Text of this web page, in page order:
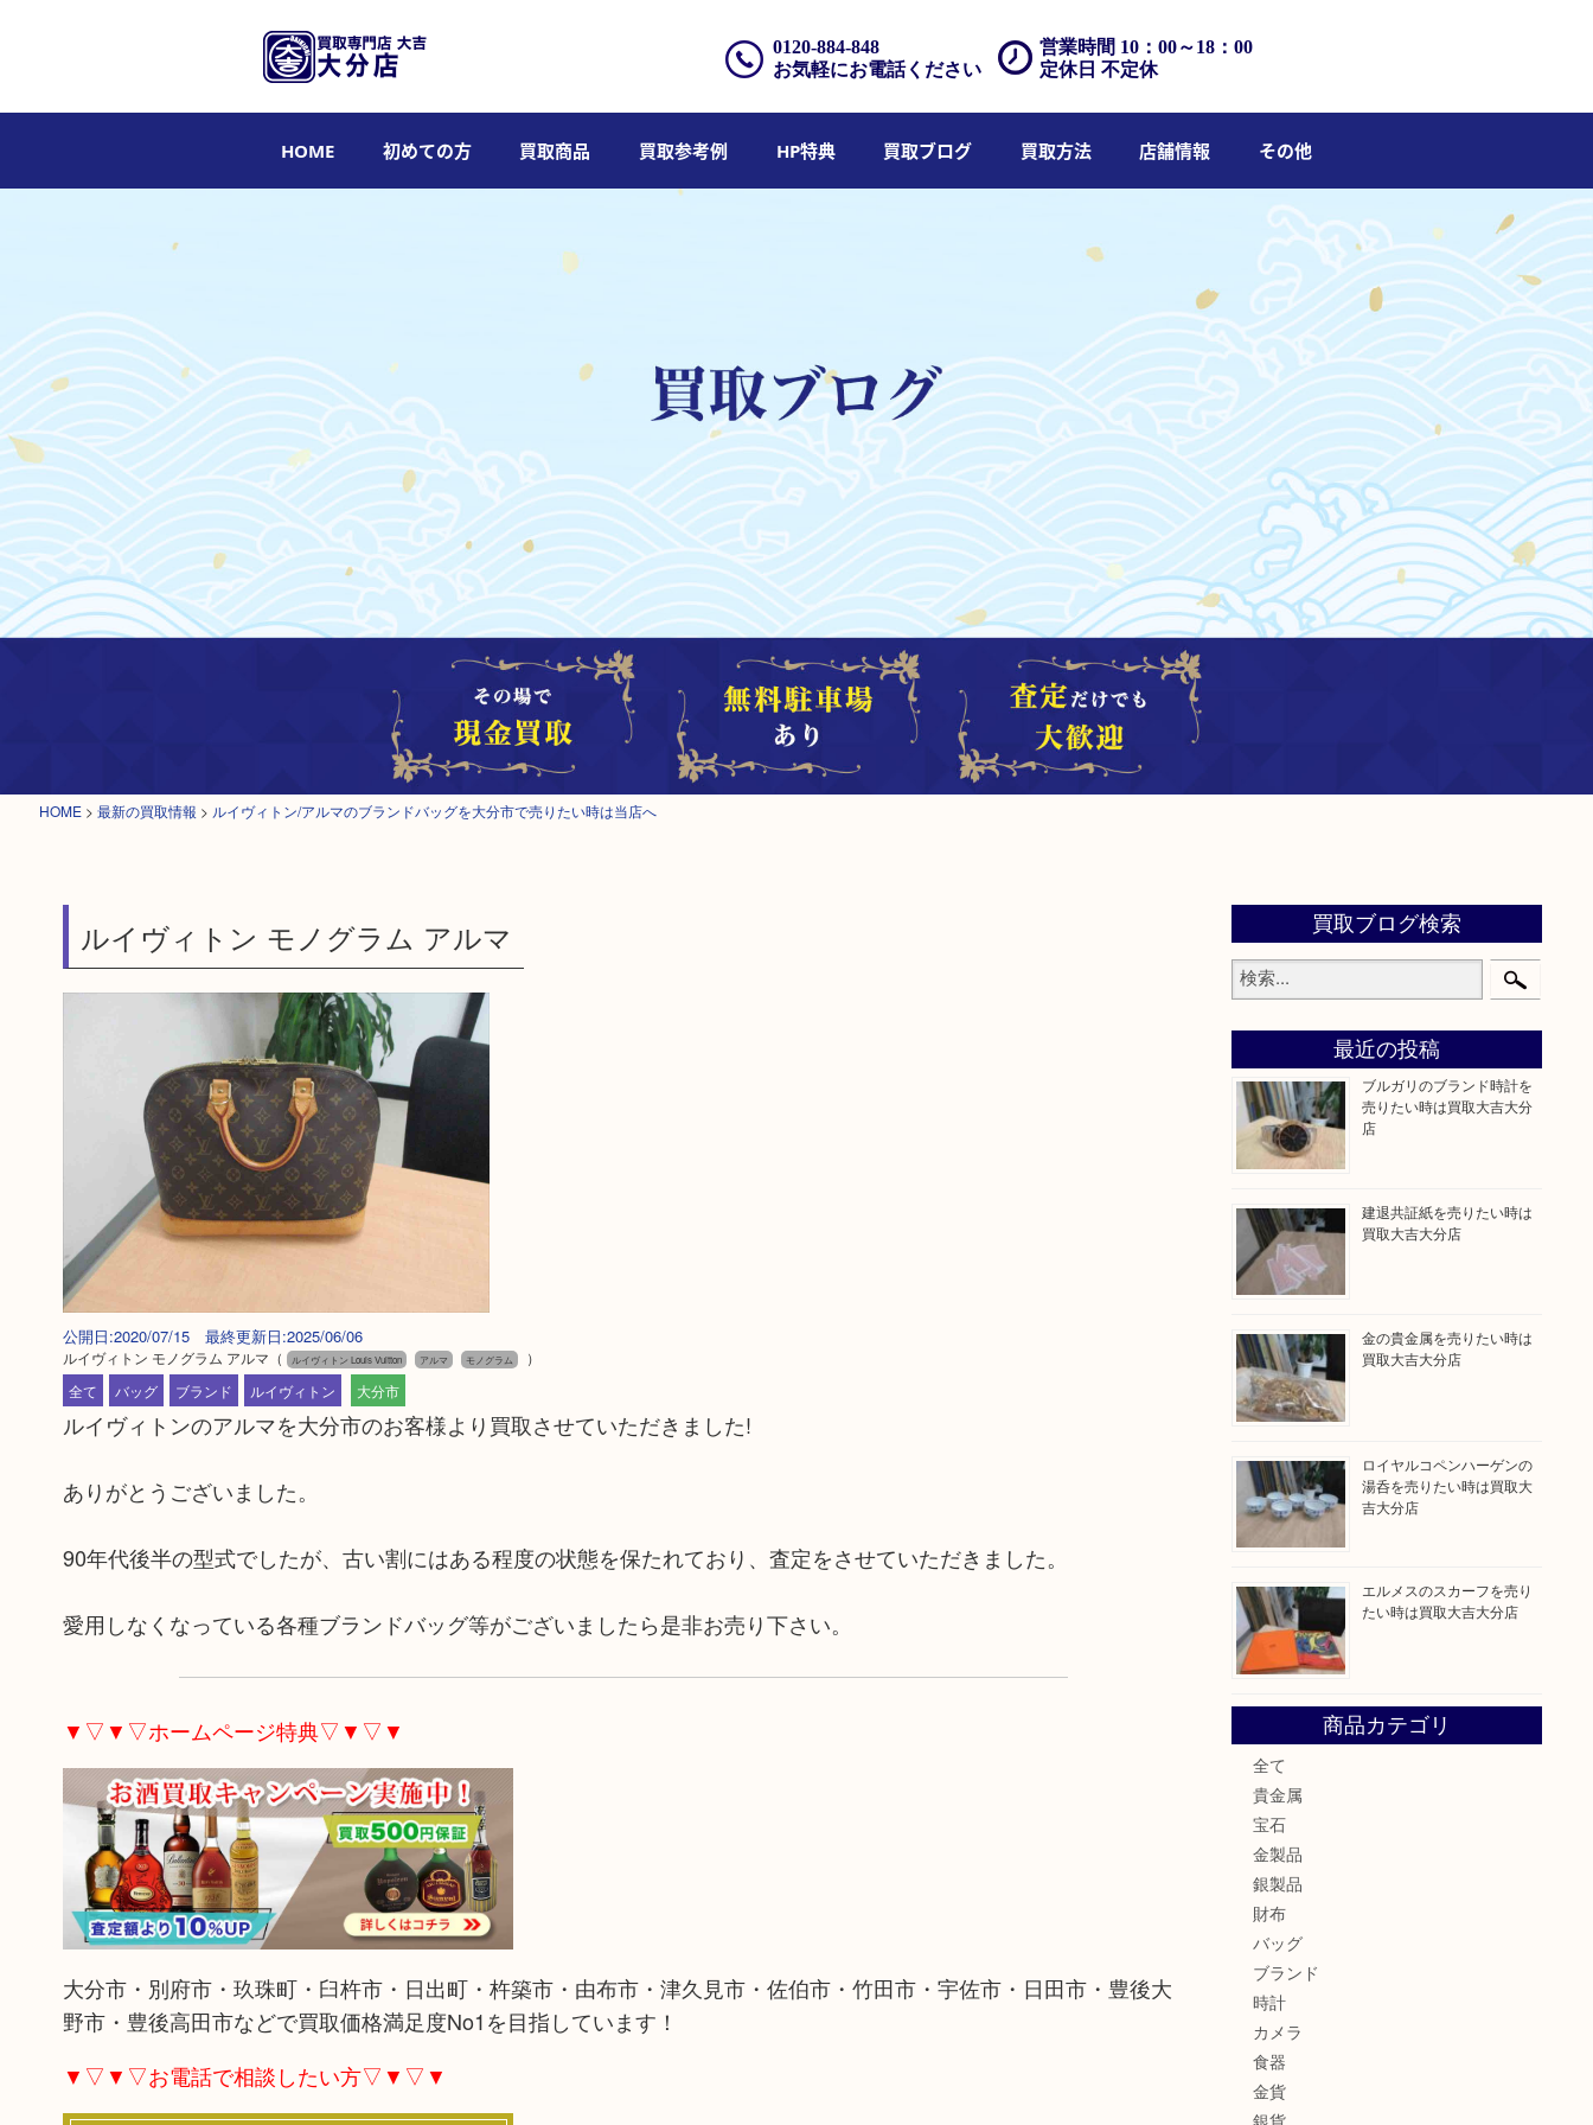
営業時間 10：00～18：00
定休日 不定休
0120-884-848
お気軽にお電話ください
HOME 初めての方 買取商品 買取参考例 HP特典 買取ブログ 買取方法 店舗情報 その他
HOME > 最新の買取情報 > ルイヴィトン/アルマのブランドバッグを大分市で売りたい時は当店へ
ルイヴィトン モノグラム アルマ
公開日:2020/07/15 最終更新日:2025/06/06
ルイヴィトン モノグラム アルマ （ ルイヴィトン Louis Vuitton アルマ モノグラム
）
全て
バッグ ブランド ルイヴィトン 大分市
ルイヴィトンのアルマを大分市のお客様より買取させていただきました!
ありがとうございました。
90年代後半の型式でしたが、古い割にはある程度の状態を保たれており、査定をさせていただきました。
愛用しなくなっている各種ブランドバッグ等がございましたら是非お売り下さい。
▼▽▼▽ホームページ特典▽▼▽▼
大分市・別府市・玖珠町・臼杵市・日出町・杵築市・由布市・津久見市・佐伯市・竹田市・宇佐市・日田市・豊後大
野市・豊後高田市などで買取価格満足度No1を目指しています！
▼▽▼▽お電話で相談したい方▽▼▽▼
買取ブログ検索
最近の投稿
ブルガリのブランド時計を
売りたい時は買取大吉大分
店
建退共証紙を売りたい時は
買取大吉大分店
金の貴金属を売りたい時は
買取大吉大分店
ロイヤルコペンハーゲンの
湯呑を売りたい時は買取大
吉大分店
エルメスのスカーフを売り
たい時は買取大吉大分店
商品カテゴリ
全て
貴金属
宝石
金製品
銀製品
財布
バッグ
ブランド
時計
カメラ
食器
金貨
銀貨